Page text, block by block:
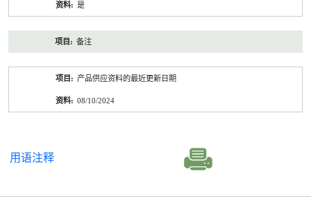
是
备注
产品供应资料的最近更新日期
08/10/2024
用语注释